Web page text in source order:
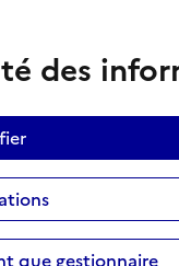
des
que gestionnaire